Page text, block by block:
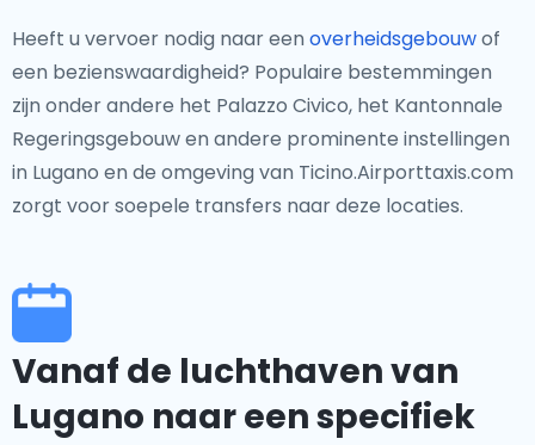
Heeft u vervoer nodig naar een overheidsgebouwof
een bezienswaardigheid? Populaire bestemmingen
zijn onder andere het Palazzo Civico, het Kantonnale
Regeringsgebouw en andere prominente instellingen
in Lugano en de omgeving van Ticino.Airporttaxis.com
zorgt voor soepele transfers naar deze locaties.
Vanaf de luchthaven van
Lugano naar een specifiek